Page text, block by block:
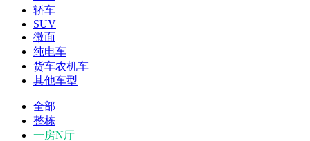
轿车
SUV
微面
纯电车
货车农机车
其他车型
全部
整栋
一房N厅